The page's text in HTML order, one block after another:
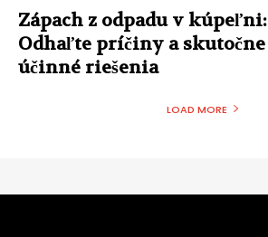
Zápach z odpadu v kúpeľni:
Odhaľte príčiny a skutočne
účinné riešenia
LOAD MORE